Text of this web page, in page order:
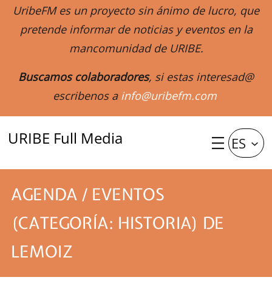
UribeFM es un proyecto sin ánimo de lucro, que
pretende informar de noticias y eventos en la
mancomunidad de URIBE.
Buscamos colaboradores, si estas interesad@
escribenos a info@uribefm.com
URIBE Full Media ES
AGENDA / EVENTOS
(CATEGORÍA: HISTORIA) DE
LEMOIZ